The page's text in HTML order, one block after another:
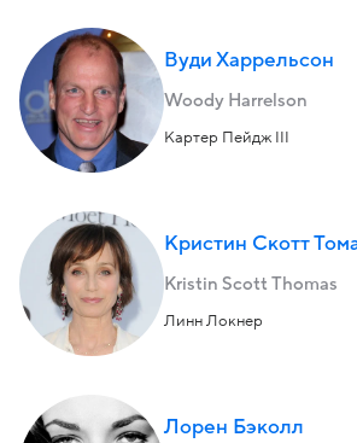
Вуди Харрельсон
Woody Harrelson
Картер Пейдж III
Кристин Скотт
Kristin Scott Thomas
Линн Локнер
Лорен Бэколл